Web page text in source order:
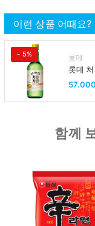
이런 상품 어때요?
- 5% 롯데
롯데
함께